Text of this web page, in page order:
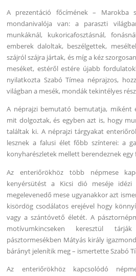
A prezentáció főcímének – Marokba
mondanivalója van: a paraszti
munkáknál, kukoricafosztásnál,
emberek daloltak, beszélgettek,
szájról szájra jártak, és míg a kéz
meséket, estéről estére újabb
nyilatkozta Szabó Tímea néprajzos,
világban a mesék, mondák tekintélyes
A néprajzi bemutató bemutatja, miként
mit dolgoztak, és egyben azt is, hogy
találtak ki. A néprajzi tárgyakat
lesznek a falusi élet főbb színterei: a
konyharészletek mellett berendeznek
Az enteriőrökhöz több népmese
kenyérsütést a Kicsi dió meséje idézi
megelevenedő mese ugyanakkor azt
kisördög csodálatos erejével hogy
vagy a szántóvető életét. A
motívumkincseken keresztül
pásztormesékben Mátyás király
bárányt jelenítik meg – ismertette Szabó
Az enteriőrökhöz kapcsolódó